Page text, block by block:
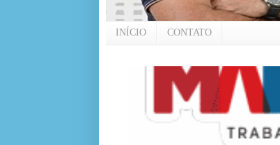
INÍCIO CONTATO